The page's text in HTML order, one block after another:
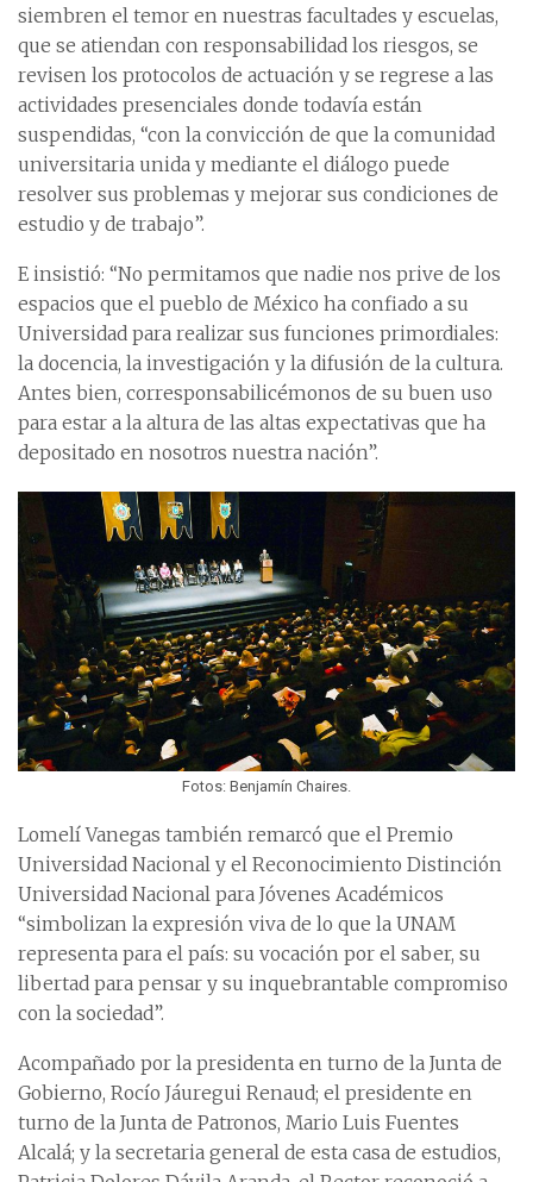
siembren el temor en nuestras facultades y escuelas,
que se atiendan con responsabilidad los riesgos, se
revisen los protocolos de actuación y se regrese a las
actividades presenciales donde todavía están
suspendidas, “con la convicción de que la comunidad
universitaria unida y mediante el diálogo puede
resolver sus problemas y mejorar sus condiciones de
estudio y de trabajo”.
E insistió: “No permitamos que nadie nos prive de los
espacios que el pueblo de México ha confiado a su
Universidad para realizar sus funciones primordiales:
la docencia, la investigación y la difusión de la cultura.
Antes bien, corresponsabilicémonos de su buen uso
para estar a la altura de las altas expectativas que ha
depositado en nosotros nuestra nación”.
Fotos: Benjamín Chaires.
Lomelí Vanegas también remarcó que el Premio
Universidad Nacional y el Reconocimiento Distinción
Universidad Nacional para Jóvenes Académicos
“simbolizan la expresión viva de lo que la UNAM
representa para el país: su vocación por el saber, su
libertad para pensar y su inquebrantable compromiso
con la sociedad”.
Acompañado por la presidenta en turno de la Junta de
Gobierno, Rocío Jáuregui Renaud; el presidente en
turno de la Junta de Patronos, Mario Luis Fuentes
Alcalá; y la secretaria general de esta casa de estudios,